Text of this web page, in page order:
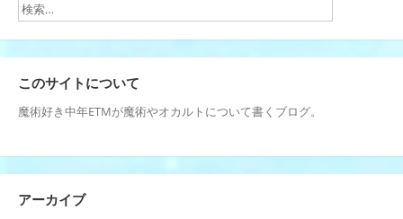
このサイトについて
魔術好き中年ETMが魔術やオカルトについて書くブログ。
アーカイブ